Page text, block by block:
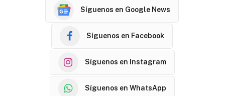
Síguenos en Google News
Síguenos en Facebook
Síguenos en Instagram
Síguenos en WhatsApp